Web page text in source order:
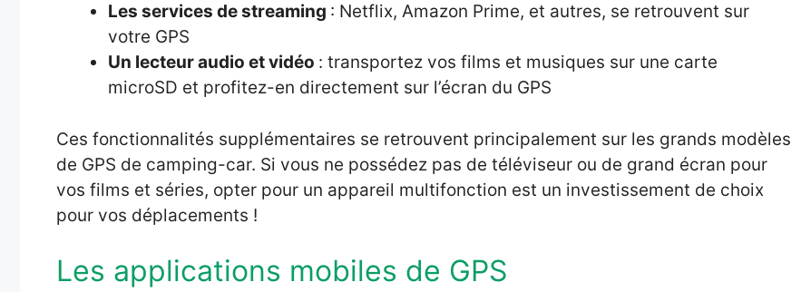
Les services de streaming : Netflix, Amazon Prime, et autres, se retrouvent sur
votre GPS
Un lecteur audio et vidéo : transportez vos films et musiques sur une carte
microSD et profitez-en directement sur l’écran du GPS
Ces fonctionnalités supplémentaires se retrouvent principalement sur les grands modèles
de GPS de camping-car. Si vous ne possédez pas de téléviseur ou de grand écran pour
vos films et séries, opter pour un appareil multifonction est un investissement de choix
pour vos déplacements !
Les applications mobiles de GPS